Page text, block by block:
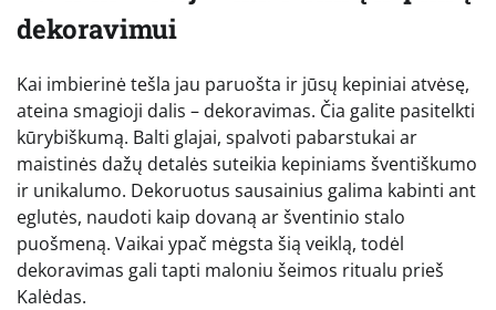
dekoravimui
Kai imbierinė tešla jau paruošta ir jūsų kepiniai atvėsę,
ateina smagioji dalis – dekoravimas. Čia galite pasitelkti
kūrybiškumą. Balti glajai, spalvoti pabarstukai ar
maistinės dažų detalės suteikia kepiniams šventiškumo
ir unikalumo. Dekoruotus sausainius galima kabinti ant
eglutės, naudoti kaip dovaną ar šventinio stalo
puošmeną. Vaikai ypač mėgsta šią veiklą, todėl
dekoravimas gali tapti maloniu šeimos ritualu prieš
Kalėdas.